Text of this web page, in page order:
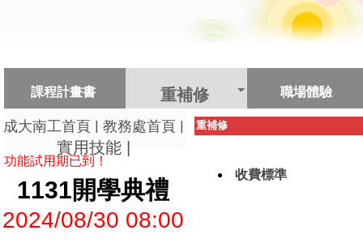
課程計畫書 重補修 職場體驗
成大南工首頁| 教務處首頁|
實用技能|
功能試用期已到！
1131開學典禮
2024/08/30 08:00
重補修
收費標準